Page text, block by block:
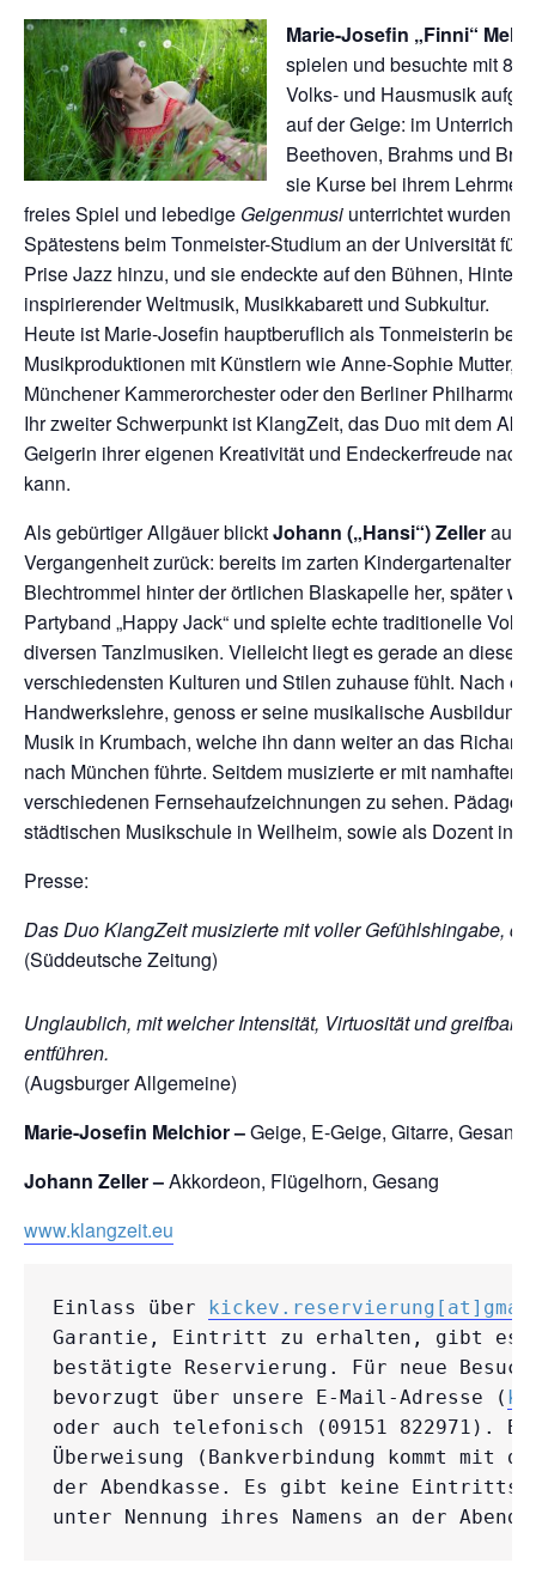
Marie-Josefin „Finni“
spielen und besuchte mit 8
Volks- und Hausmusik
auf der Geige: im Unterricht
Beethoven, Brahms und
sie Kurse bei ihrem
freies Spiel und lebedige Geigenmusi unterrichtet wurden.
Spätestens beim Tonmeister-Studium an der Universität
Prise Jazz hinzu, und sie endeckte auf den Bühnen,
inspirierender Weltmusik, Musikkabarett und Subkultur.
Heute ist Marie-Josefin hauptberuflich als Tonmeisterin
Musikproduktionen mit Künstlern wie Anne-Sophie Mutter,
Münchener Kammerorchester oder den Berliner
Ihr zweiter Schwerpunkt ist KlangZeit, das Duo mit dem
Geigerin ihrer eigenen Kreativität und Endeckerfreude
kann.
Als gebürtiger Allgäuer blicktJohann („Hansi“)Zellerauf
Vergangenheit zurück: bereits im zarten Kindergartenalter
Blechtrommel hinter der örtlichen Blaskapelle her, später
Partyband „Happy Jack“ und spielte echte traditionelle
diversen Tanzlmusiken. Vielleicht liegt es gerade an diesen
verschiedensten Kulturen und Stilen zuhause fühlt. Nach
Handwerkslehre, genoss er seine musikalische Ausbildung
Musik in Krumbach, welche ihn dann weiter an das
nach München führte. Seitdem musizierte er mit namhaften
verschiedenen Fernsehaufzeichnungen zu sehen.
städtischen Musikschule in Weilheim, sowie als Dozent in
Presse:
Das Duo KlangZeit musizierte mit voller Gefühlshingabe,
(Süddeutsche Zeitung)
Unglaublich, mit welcher Intensität, Virtuosität und
entführen.
(Augsburger Allgemeine)
Marie-Josefin Melchior –Geige, E-Geige, Gitarre, Gesang
Johann Zeller –Akkordeon, Flügelhorn, Gesang
www.klangzeit.eu
Einlass über
Garantie, Eintritt zu erhalten, gibt es
bestätigte Reservierung. Für neue
bevorzugt über unsere E-Mail-Adresse (
oder auch telefonisch (09151 822971).
Überweisung (Bankverbindung kommt mit
der Abendkasse. Es gibt keine
unter Nennung ihres Namens an der